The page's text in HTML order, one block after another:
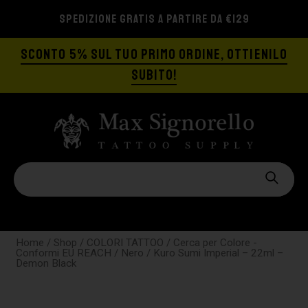
SPEDIZIONE GRATIS A PARTIRE DA €129
SCONTO 5% SUL TUO PRIMO ORDINE, OTTIENILO
SUBITO!
Home / Shop / COLORI TATTOO / Cerca per Colore -
Conformi EU REACH / Nero / Kuro Sumi Imperial – 22ml –
Demon Black